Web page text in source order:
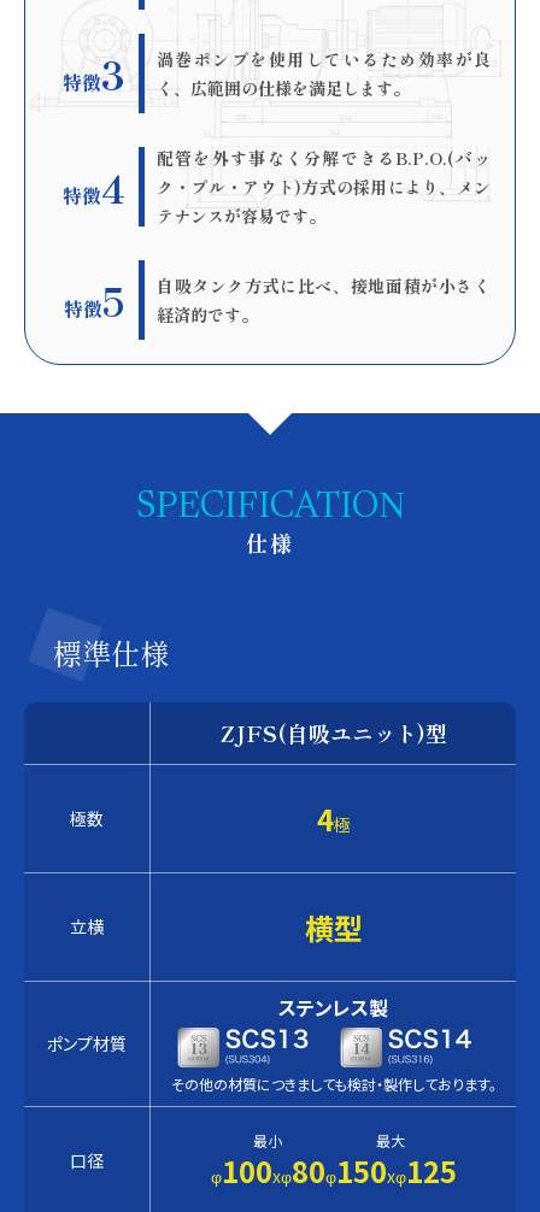
特徴3
渦巻ポンプを使用しているため効率が良
く、広範囲の仕様を満足します。
特徴4
配管を外す事なく分解できるB.P.O.(バッ
ク・プル・アウト)方式の採用により、メン
テナンスが容易です。
特徴5
自吸タンク方式に比べ、接地面積が小さく
経済的です。
SPECIFICATION
仕様
標準仕様
ZJFS(自吸ユニット)型
極数 4極
立横 横型
ポンプ材質
ステンレス製
その他の材質につきましても検討・製作しております。
口径
最小
φ100xφ80
最大
φ150xφ125